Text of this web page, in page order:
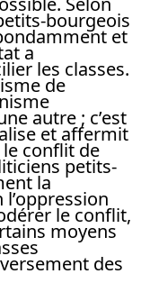
bourgeois
et
a
les classes.
de
autre ; c’est
et affermit
conflit de
petits-
la
le conflit,
moyens
des